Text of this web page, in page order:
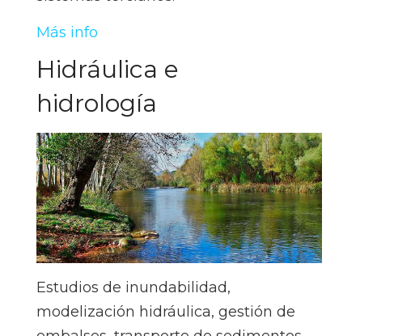
Más info
Hidráulica e
hidrología
Estudios de inundabilidad,
modelización hidráulica, gestión de